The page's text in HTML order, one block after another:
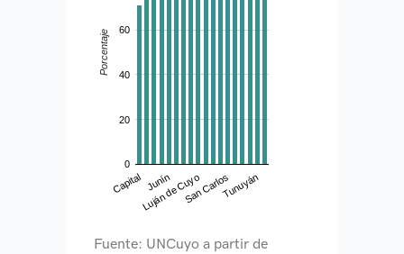
Capital Junín
Luján de CuyoSan CarlosTunuyán
0
20
40
60
Porcentaje
Fuente: UNCuyo a partir de